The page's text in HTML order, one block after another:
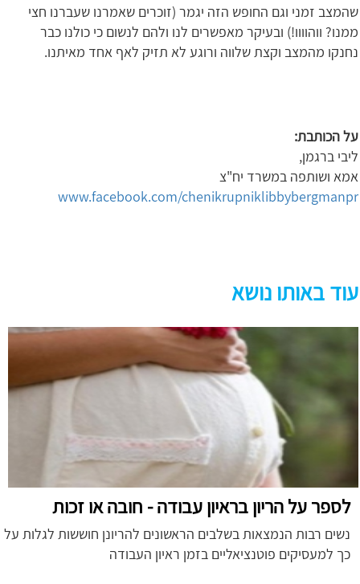
שהמצב זמני וגם החופש הזה יגמר (זוכרים שאמרנו שעברנו חצי
ממנו? ווהוווו!) ובעיקר מאפשרים לנו ולהם לנשום כי כולנו כבר
נחנקו מהמצב וקצת שלווה ורוגע לא תזיק לאף אחד מאיתנו.
על הכותבת:
ליבי ברגמן,
אמא ושותפה במשרד יח"צ
www.facebook.com/chenikrupniklibbybergmanpr
עוד באותו נושא
לספר על הריון בראיון עבודה - חובה או זכות
נשים רבות הנמצאות בשלבים הראשונים להריונן חוששות לגלות על
כך למעסיקים פוטנציאליים בזמן ראיון העבודה